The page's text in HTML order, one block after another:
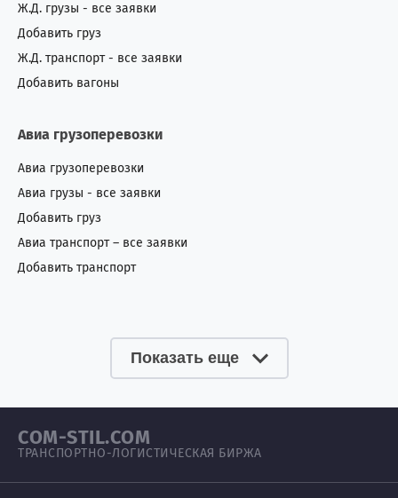
Ж.Д. грузы - все заявки
Добавить груз
Ж.Д. транспорт - все заявки
Добавить вагоны
Авиа грузоперевозки
Авиа грузоперевозки
Авиа грузы - все заявки
Добавить груз
Авиа транспорт – все заявки
Добавить транспорт
Показать еще
COM-STIL.COM
ТРАНСПОРТНО-ЛОГИСТИЧЕСКАЯ БИРЖА